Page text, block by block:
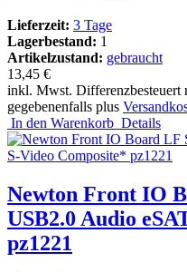
Lieferzeit: 3 Tage
Lagerbestand: 1
Artikelzustand: gebraucht
13,45 €
inkl. Mwst. Differenzbesteuert
gegebenenfalls plus
In den Warenkorb Details
Newton Front IO
USB2.0 Audio
pz1221